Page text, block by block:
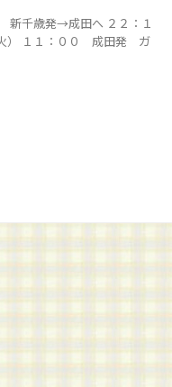
新千歳発→成田へ ２２：１
） １１：００ 成田発 ガ